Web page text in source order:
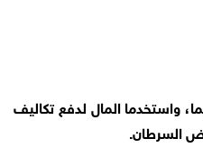
واستخدما المال لدفع تكاليف
السرطان.